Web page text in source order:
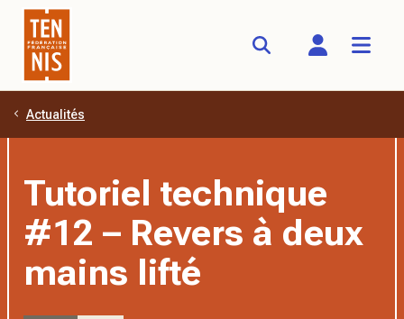
Aller au contenu principal
Actualités
Tutoriel technique
#12 – Revers à deux
mains lifté